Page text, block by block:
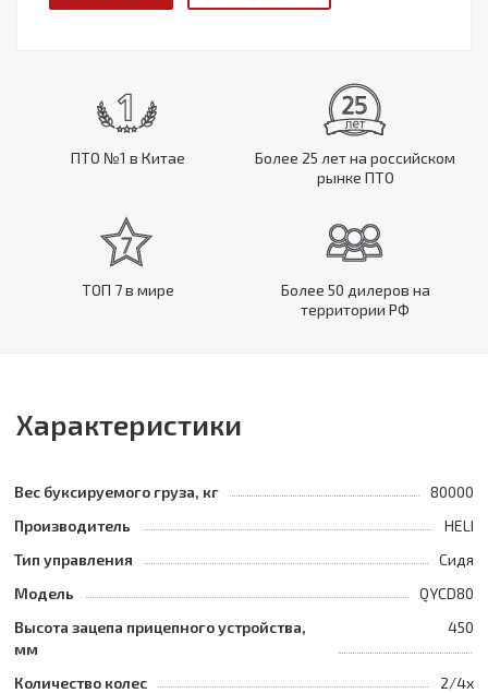
ПТО №1 в Китае
Более 25 лет на российском
рынке ПТО
ТОП 7 в мире
Более 50 дилеров на
территории РФ
Характеристики
Вес буксируемого груза, кг
80000
Производитель
HELI
Тип управления
Сидя
Модель
QYCD80
Высота зацепа прицепного устройства,
мм
450
Количество колес
2/4x